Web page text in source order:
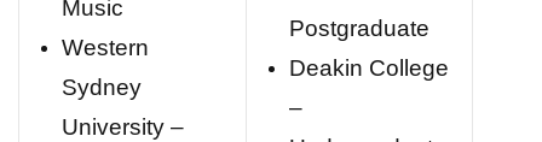
Music
Western
Sydney
University –
Postgraduate
Deakin College
–